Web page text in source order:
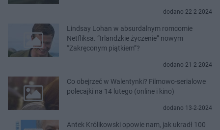
dodano 22-2-2024
Lindsay Lohan w absurdalnym romcomie
Netfliksa. “Irlandzkie życzenie” nowym
“Zakręconym piątkiem”?
dodano 21-2-2024
Co obejrzeć w Walentynki? Filmowo-serialowe
polecajki na 14 lutego (online i kino)
dodano 13-2-2024
Antek Królikowski opowie nam, jak ukradł 100